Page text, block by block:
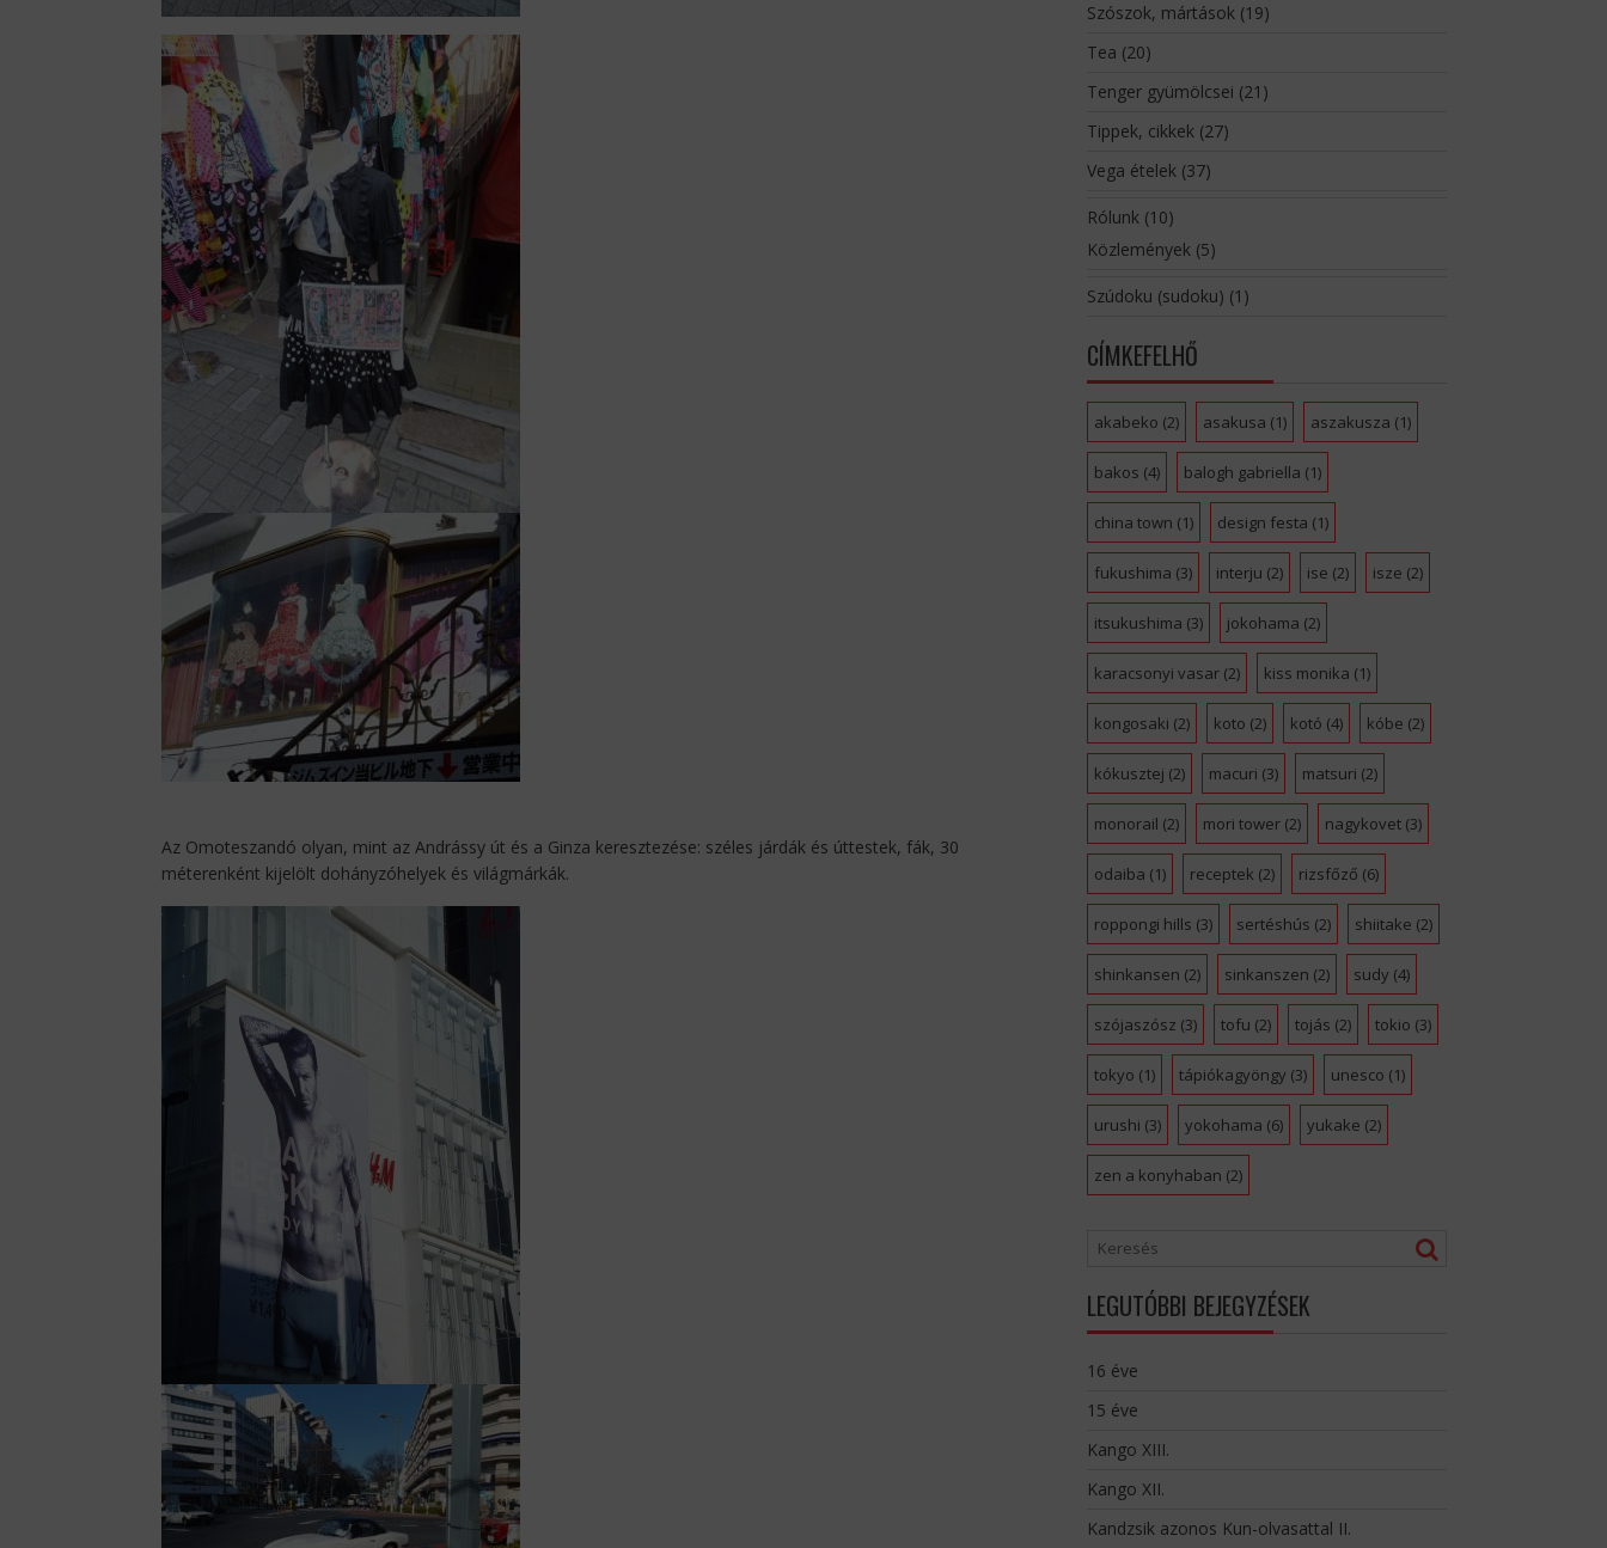
Az Omoteszandó olyan, mint az Andrássy út és a Ginza keresztezése: széles járdák és úttestek, fák, 30
méterenként kijelölt dohányzóhelyek és világmárkák.
Szószok, mártások(19)
Tea (20)
Tenger gyümölcsei (21)
Tippek, cikkek(27)
Vega ételek(37)
Rólunk(10)
Közlemények(5)
Szúdoku (sudoku) (1)
CÍMKEFELHŐ
akabeko (2) asakusa (1) aszakusza (1)
bakos (4) balogh gabriella (1)
china town (1) design festa (1)
fukushima (3) interju (2) ise (2) isze (2)
itsukushima (3) jokohama (2)
karacsonyi vasar(2) kiss monika (1)
kongosaki (2) koto (2) kotó (4) kóbe (2)
kókusztej (2) macuri (3) matsuri (2)
monorail (2) mori tower(2) nagykovet(3)
odaiba (1) receptek (2) rizsfőző (6)
roppongi hills (3) sertéshús (2) shiitake (2)
shinkansen (2) sinkanszen (2) sudy (4)
szójaszósz (3) tofu (2) tojás (2) tokio (3)
tokyo (1) tápiókagyöngy (3) unesco (1)
urushi (3) yokohama (6) yukake (2)
zen a konyhaban (2)
LEGUTÓBBI BEJEGYZÉSEK
16 éve
15 éve
Kango XIII.
Kango XII.
Kandzsik azonos Kun-olvasattal II.